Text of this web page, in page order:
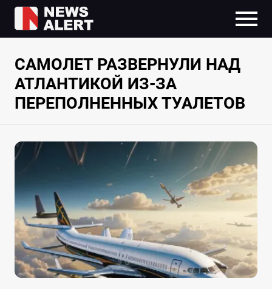
САМОЛЕТ РАЗВЕРНУЛИ НАД
АТЛАНТИКОЙ ИЗ-ЗА
ПЕРЕПОЛНЕННЫХ ТУАЛЕТОВ